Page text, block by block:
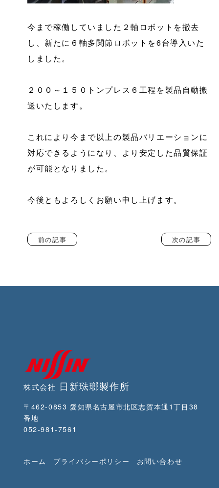
今まで稼働していました２軸ロボットを撤去
し、新たに６軸多関節ロボットを6台導入いた
しました。
２００～１５０トンプレス６工程を製品自動搬
送いたします。
これにより今まで以上の製品バリエーションに
対応できるようになり、より安定した品質保証
が可能となりました。
今後ともよろしくお願い申し上げます。
前の記事 次の記事
株式会社 日新琺瑯製作所
〒462-0853 愛知県名古屋市北区志賀本通1丁目38
番地
052-981-7561
ホーム プライバシーポリシー お問い合わせ